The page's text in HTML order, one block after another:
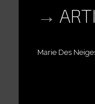
Marie Des